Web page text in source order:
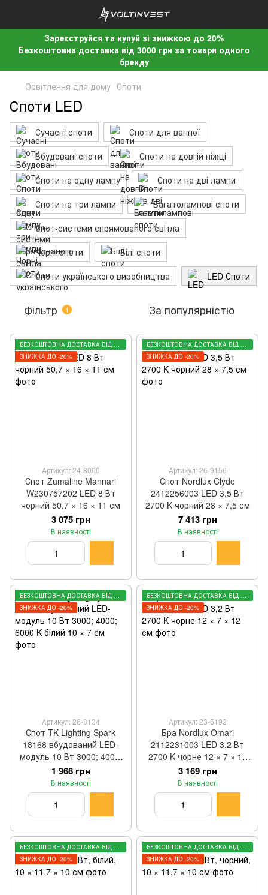
Зареєструйся та купуй зі знижкою до 20%
Безкоштовна доставка від 3000 грн за товари одного
бренду
Освітлення для дому Споти
Споти LED
Сучасні споти
Споти для ванної
Вбудовані споти
Споти на довгій ніжці
Споти на одну лампу
Споти на дві лампи
Споти на три лампи
Багатолампові споти
Спот-системи спрямованого світла
Чорні споти
Білі споти
Споти українського виробництва
LED Споти
Фільтр 1 За популярністю
БЕЗКОШТОВНА ДОСТАВКА ВІД 3000 ГРН
ЗНИЖКА ДО -20%
Артикул: 24-8000
Спот Zumaline Mannari
W230757202 LED 8 Вт
чорний 50,7 × 16 × 11 см
3 075 грн
В наявності
БЕЗКОШТОВНА ДОСТАВКА ВІД 3000 ГРН
ЗНИЖКА ДО -20%
Артикул: 26-9156
Спот Nordlux Clyde
2412256003 LED 3,5 Вт
2700 K чорний 28 × 7,5 см
7 413 грн
В наявності
БЕЗКОШТОВНА ДОСТАВКА ВІД 3000 ГРН
ЗНИЖКА ДО -20%
Артикул: 26-8134
Спот TK Lighting Spark
18168 вбудований LED-
модуль 10 Вт 3000; 4000;
6000 K білий 10 × 7 см
1 968 грн
В наявності
БЕЗКОШТОВНА ДОСТАВКА ВІД 3000 ГРН
ЗНИЖКА ДО -20%
Артикул: 23-5192
Бра Nordlux Omari
2112231003 LED 3,2 Вт
2700 K чорне 12 × 7 × 12
см
3 169 грн
В наявності
БЕЗКОШТОВНА ДОСТАВКА ВІД 3000 ГРН
ЗНИЖКА ДО -20%
БЕЗКОШТОВНА ДОСТАВКА ВІД 3000 ГРН
ЗНИЖКА ДО -20%